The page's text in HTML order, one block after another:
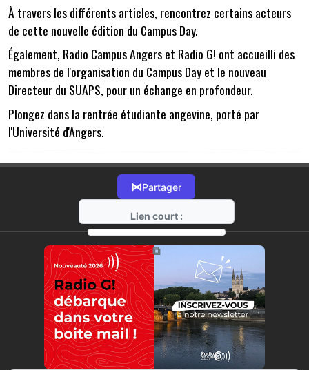
À travers les différents articles, rencontrez certains acteurs
de cette nouvelle édition du Campus Day.
Également, Radio Campus Angers et Radio G! ont accueilli des
membres de l'organisation du Campus Day et le nouveau
Directeur du SUAPS, pour un échange en profondeur.
Plongez dans la rentrée étudiante angevine, porté par
l'Université d'Angers.
⋈Partager
Lien court :
https://radio-g.fr?12760
⧉